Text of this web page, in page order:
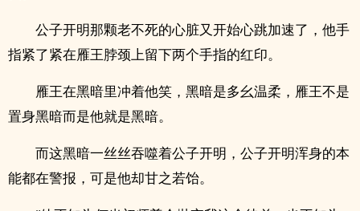
公子开明那颗老不死的心脏又开始心跳加速了，他手
指紧了紧在雁王脖颈上留下两个手指的红印。
雁王在黑暗里冲着他笑，黑暗是多幺温柔，雁王不是
置身黑暗而是他就是黑暗。
而这黑暗一丝丝吞噬着公子开明，公子开明浑身的本
能都在警报，可是他却甘之若饴。